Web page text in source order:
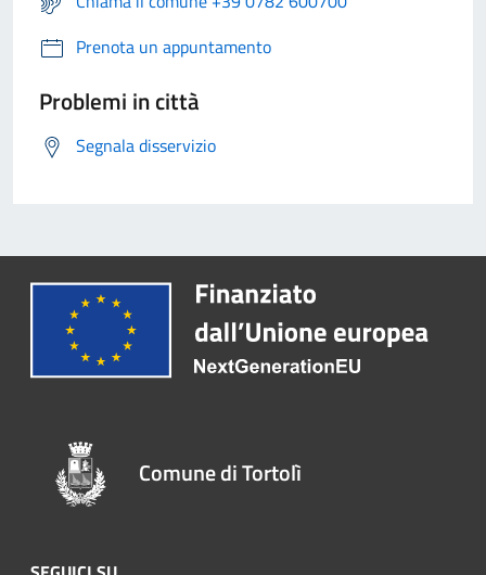
Prenota un appuntamento
Problemi in città
Segnala disservizio
Comune di Tortolì